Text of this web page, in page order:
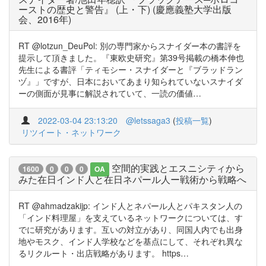
ーストの歴史と警告』 (上・下) (慶應義塾大学出版
会、2016年)
RT @lotzun_DeuPol: 別の専門家からスナイダー本の書評を
提示して頂きました。『東欧史研究』第39号掲載の橋本伸也
先生による書評「ティモシー・スナイダーと『ブラッドラン
ヅ』」ですが、日本においてあまり知られていないスナイダ
ーの側面が見事に解説されていて、一読の価値…
2022-03-04 23:13:20 @letssaga3 (投稿一覧)
リツイート・ネットワーク
1600 0 0 0 OA
空間的実践とエスニシティから
みた在日インド人と在日ネパール人ー戦術から戦略へ
RT @ahmadzakijp: インド人とネパール人とパキスタン人の
「インド料理屋」を支えているネットワークについては、す
でに研究があります。互いの対立があり、同国人内でも出身
地やモスク、インド人学校などを基点にして、それぞれ異な
るリクルート・出店戦略があります。 https…